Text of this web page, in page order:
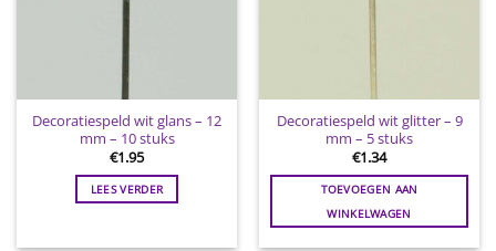
Decoratiespeld wit glans – 12
mm – 10 stuks
€1.95
LEES VERDER
Decoratiespeld wit glitter – 9
mm – 5 stuks
€1.34
TOEVOEGEN AAN
WINKELWAGEN